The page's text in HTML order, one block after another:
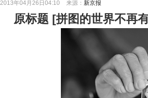
2013年04月26日04:10 来源： 新京报
原标题 [拼图的世界不再